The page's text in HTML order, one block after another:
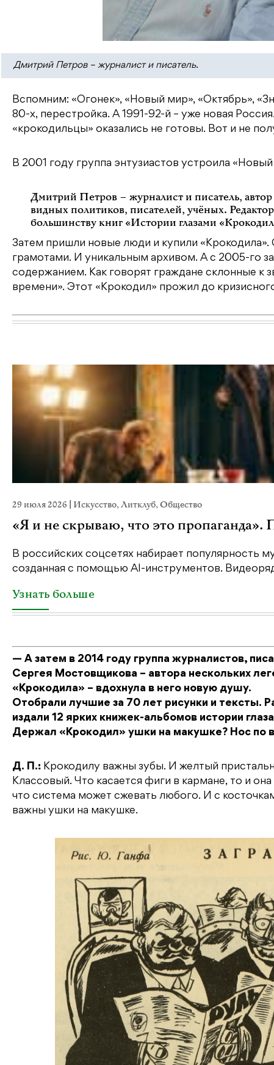
Дмитрий Петров – журналист и писатель.
Вспомним: «Огонек», «Новый мир», «Октябрь»,
80-х, перестройка. А 1991-92-й – уже новая
«крокодильцы» оказались не готовы. Вот и не
В 2001 году группа энтузиастов устроила
Дмитрий Петров – журналист и писатель,
видных политиков, писателей, учёных.
большинству книг «Истории глазами
Затем пришли новые люди и купили
грамотами. И уникальным архивом. А с 2005-го
содержанием. Как говорят граждане склонные к
времени». Этот «Крокодил» прожил до
29 июля 2026 Искусство,Литклуб,Общество
«Я и не скрываю, что это
В российских соцсетях набирает популярность
созданная с помощью AI-инструментов.
Узнать больше
— А затем в 2014 году группа журналистов,
Сергея Мостовщикова – автора нескольких
«Крокодила» – вдохнула в него новую душу.
Отобрали лучшие за 70 лет рисунки и тексты.
издали 12 ярких книжек-альбомов истории
Держал «Крокодил» ушки на макушке? Нос по
Д. П.: Крокодилу важны зубы. И желтый
Классовый. Что касается фиги в кармане, то и
что система может сжевать любого. И с
важны ушки на макушке.